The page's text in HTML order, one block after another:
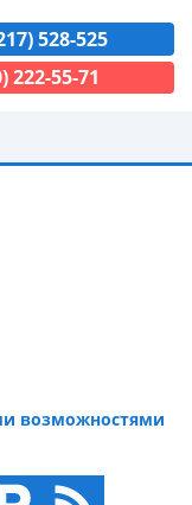
528-525
222-55-71
возможностями